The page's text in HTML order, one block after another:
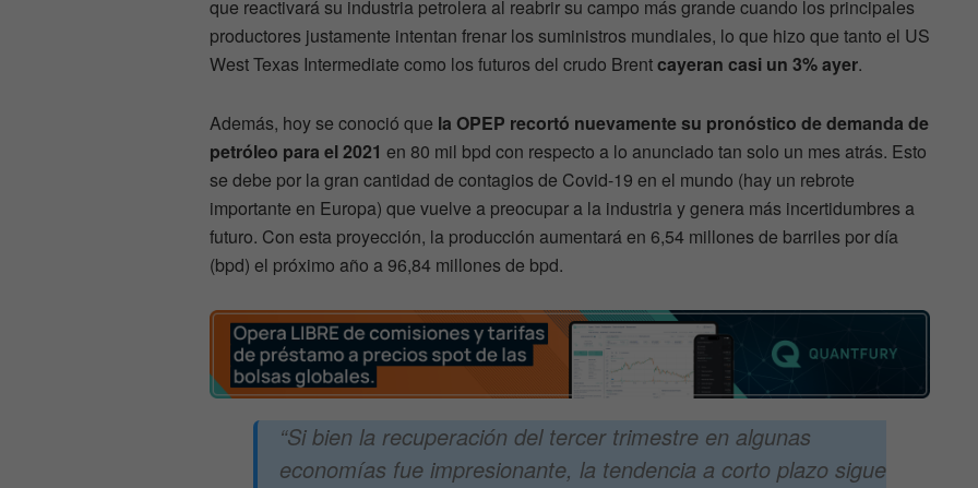
que reactivará su industria petrolera al reabrir su campo más grande cuando los principales
productores justamente intentan frenar los suministros mundiales, lo que hizo que tanto el US
West Texas Intermediate como los futuros del crudo Brentcayeran casi un 3% ayer.
Además, hoy se conoció que la OPEP recortó nuevamente su pronóstico de demanda de
petróleo para el 2021 en 80 mil bpd con respecto a lo anunciado tan solo un mes atrás. Esto
se debe por la gran cantidad de contagios de Covid-19 en el mundo (hay un rebrote
importante en Europa) que vuelve a preocupar a la industria y genera más incertidumbres a
futuro. Con esta proyección, la producción aumentará en 6,54 millones de barriles por día
(bpd) el próximo año a 96,84 millones de bpd.
“Si bien la recuperación del tercer trimestre en algunas
economías fue impresionante, la tendencia a corto plazo sigue